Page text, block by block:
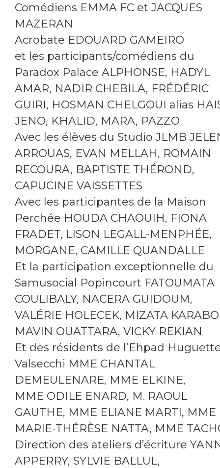
Comédiens EMMA FC et JACQUES
MAZERAN
Acrobate EDOUARD GAMEIRO
et les participants/comédiens du
Paradox Palace ALPHONSE, HADYL
AMAR, NADIR CHEBILA, FRÉDÉRIC
GUIRI, HOSMAN CHELGOUI alias
JENO, KHALID, MARA, PAZZO
Avec les élèves du Studio JLMB
ARROUAS, EVAN MELLAH, ROMAIN
RECOURA, BAPTISTE THÉROND,
CAPUCINE VAISSETTES
Avec les participantes de la Maison
Perchée HOUDA CHAOUIH, FIONA
FRADET, LISON LEGALL-MENPHÉE,
MORGANE, CAMILLE QUANDALLE
Et la participation exceptionnelle du
Samusocial Popincourt FATOUMATA
COULIBALY, NACERA GUIDOUM,
VALÉRIE HOLECEK, MIZATA
MAVIN OUATTARA, VICKY REKIAN
Et des résidents de l’Ehpad
Valsecchi MME CHANTAL
DEMEULENARE, MME ELKINE,
MME ODILE ENARD, M. RAOUL
GAUTHE, MME ELIANE MARTI, MME
MARIE-THÉRÈSE NATTA, MME
Direction des ateliers d’écriture
APPERRY, SYLVIE BALLUL,